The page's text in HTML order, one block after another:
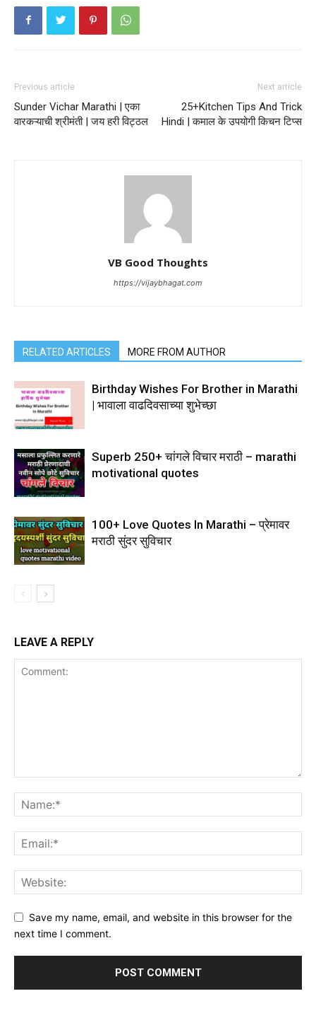
Previous article
Sunder Vichar Marathi | एका
वारकऱ्याची श्रीमंती | जय हरी विट्ठल
Next article
25+Kitchen Tips And Trick
Hindi | कमाल के उपयोगी किचन टिप्स
VB Good Thoughts
https://vijaybhagat.com
RELATED ARTICLES MORE FROM AUTHOR
Birthday Wishes For Brother in Marathi
| भावाला वाढदिवसाच्या शुभेच्छा
Superb 250+ चांगले विचार मराठी – marathi
motivational quotes
100+ Love Quotes In Marathi – प्रेमावर
मराठी सुंदर सुविचार
LEAVE A REPLY
Save my name, email, and website in this browser for the
next time I comment.